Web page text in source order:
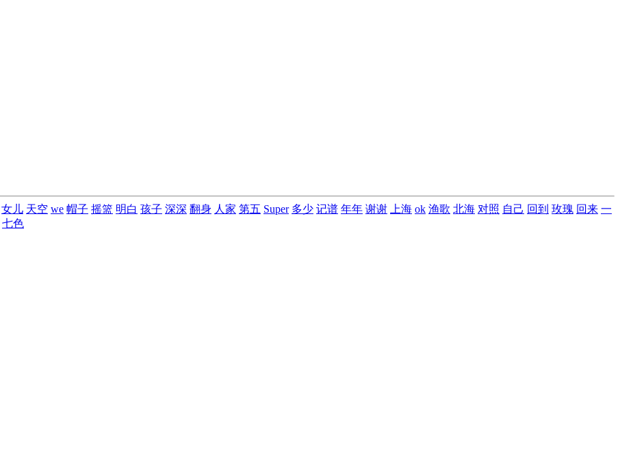
女儿 天空 we 帽子 摇篮 明白 孩子 深深 翻身 人家 第五 Super 多少 记谱 年年 谢谢 上海 ok 渔歌 北海 对照 自己 回到 玫瑰 回来 一
七色